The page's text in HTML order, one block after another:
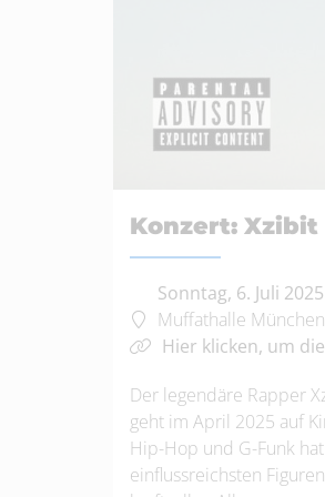
Konzert: Xzibit
Sonntag, 6. Juli
Muffathalle
Hier klicken, um
Der legendäre Rapper
geht im April 2025 auf
Hip-Hop und G-Funk
einflussreichsten